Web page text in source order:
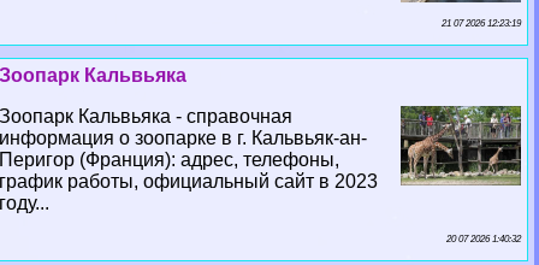
21 07 2026 12:23:19
Зоопарк Кальвьяка
Зоопарк Кальвьяка - справочная
информация о зоопарке в г. Кальвьяк-ан-
Перигор (Франция): адрес, телефоны,
график работы, официальный сайт в 2023
году...
20 07 2026 1:40:32